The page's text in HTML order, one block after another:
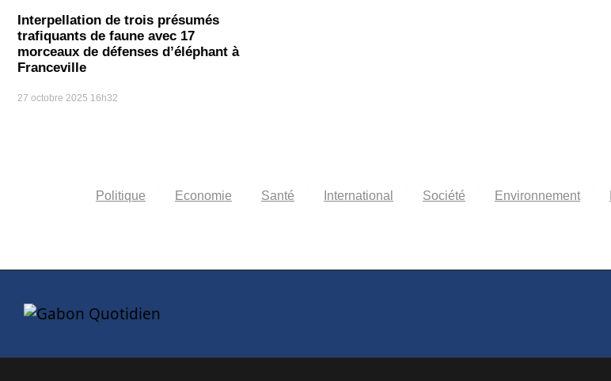
Interpellation de trois présumés
trafiquants de faune avec 17
morceaux de défenses d’éléphant à
Franceville
27 octobre 2025 16h32
Politique Economie Santé International Société Environnement